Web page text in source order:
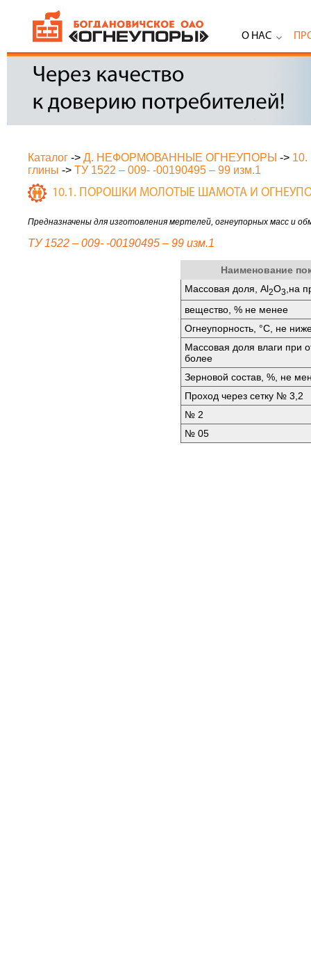
О НАС
Каталог -> Д. НЕФОРМОВАННЫЕ ОГНЕУПОРЫ ->
глины -> ТУ 1522 – 009- -00190495 – 99 изм.1
10.1. ПОРОШКИ МОЛОТЫЕ ШАМОТА И
Предназначены для изготовления мертелей, огнеупорных масс и
ТУ 1522 – 009- -00190495 – 99 изм.1
Наименование
Массовая доля, Аl2O3 ,на
вещество, % не менее
Огнеупорность, °C, не
Массовая доля влаги при
более
Зерновой состав, %, не
Проход через сетку № 3,2
№ 2
№ 05